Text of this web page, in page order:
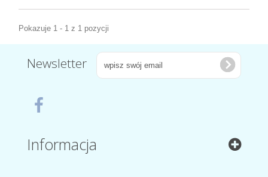
Pokazuje 1 - 1 z 1 pozycji
Newsletter
Informacja